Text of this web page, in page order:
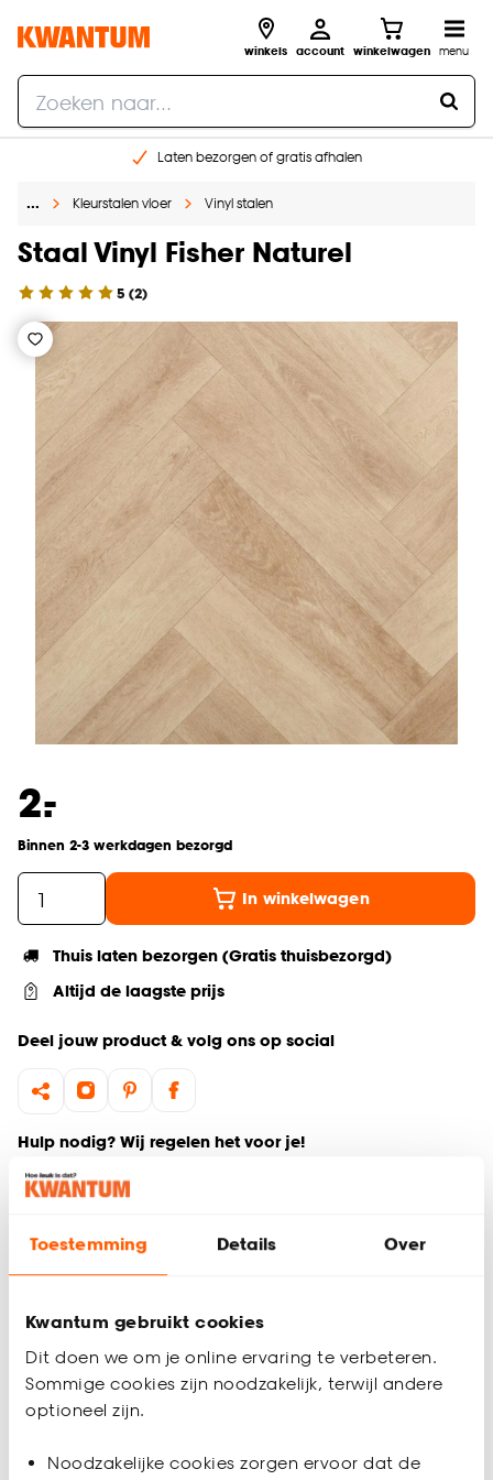
Toestemming Details Over
Kwantum gebruikt cookies
Dit doen we om je online ervaring te verbeteren.
Sommige cookies zijn noodzakelijk, terwijl andere
optioneel zijn.
Noodzakelijke cookies zorgen ervoor dat de
winkels account winkelwagen menu
Laten bezorgen of gratis afhalen
Gratis raam advies en opmeten aan huis
… Kleurstalen vloer Vinyl stalen
Staal Vinyl Fisher Naturel
5 (2)
2.
-
Binnen 2-3 werkdagen bezorgd
In winkelwagen
Thuis laten bezorgen (Gratis thuisbezorgd)
Altijd de laagste prijs
Deel jouw product & volg ons op social
Hulp nodig? Wij regelen het voor je!
Productomschrijving
interieur past? Bestel vrijblijvend één of meerdere kleurstalen
Zo ben je 100% zeker van de juiste keuze. De kleurstalen
worden binnen 2 à 3 werkdagen thuisbezorgd en passen
door de brievenbus. Afmeting staal Vinyl: 15 x 21 cm.
Productspecificaties